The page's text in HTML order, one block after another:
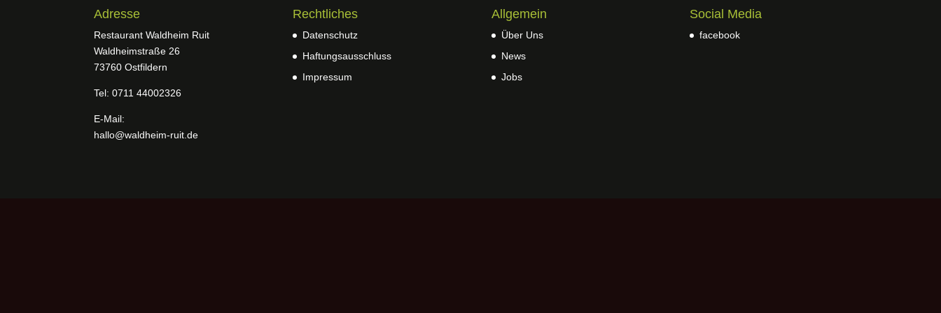
Adresse
Restaurant Waldheim Ruit
Waldheimstraße 26
73760 Ostfildern
Tel: 0711 44002326
E-Mail:
hallo@waldheim-ruit.de
Rechtliches
Datenschutz
Haftungsausschluss
Impressum
Allgemein
Über Uns
News
Jobs
Social Media
facebook